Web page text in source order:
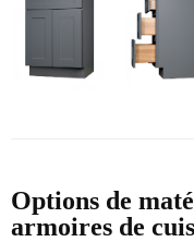
Options de
armoires de